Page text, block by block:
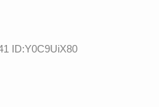
ID:Y0C9UiX80